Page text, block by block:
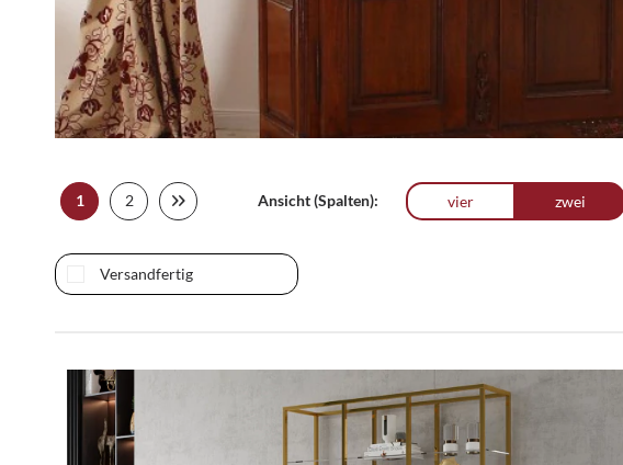
Versandfertig
1 2 Ansicht (Spalten): vier zwei